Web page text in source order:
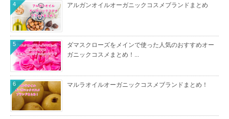
アルガンオイルオーガニックコスメブランドまとめ
4
ダマスクローズをメインで使った人気のおすすめオー
ガニックコスメまとめ！...
5
マルラオイルオーガニックコスメブランドまとめ！
6